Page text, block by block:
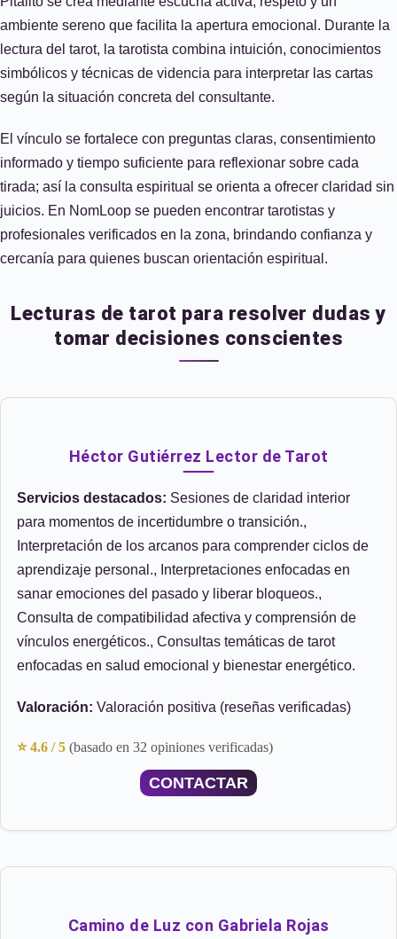
ambiente sereno que facilita la apertura emocional. Durante la
lectura del tarot, la tarotista combina intuición, conocimientos
simbólicos y técnicas de videncia para interpretar las cartas
según la situación concreta del consultante.
El vínculo se fortalece con preguntas claras, consentimiento
informado y tiempo suficiente para reflexionar sobre cada
tirada; así la consulta espiritual se orienta a ofrecer claridad sin
juicios. En NomLoop se pueden encontrar tarotistas y
profesionales verificados en la zona, brindando confianza y
cercanía para quienes buscan orientación espiritual.
Lecturas de tarot para resolver dudas y
tomar decisiones conscientes
Héctor Gutiérrez Lector de Tarot
Servicios destacados: Sesiones de claridad interior
para momentos de incertidumbre o transición.,
Interpretación de los arcanos para comprender ciclos de
aprendizaje personal., Interpretaciones enfocadas en
sanar emociones del pasado y liberar bloqueos.,
Consulta de compatibilidad afectiva y comprensión de
vínculos energéticos., Consultas temáticas de tarot
enfocadas en salud emocional y bienestar energético.
Valoración: Valoración positiva (reseñas verificadas)
⭐ 4.6 / 5 (basado en 32 opiniones verificadas)
CONTACTAR
Camino de Luz con Gabriela Rojas